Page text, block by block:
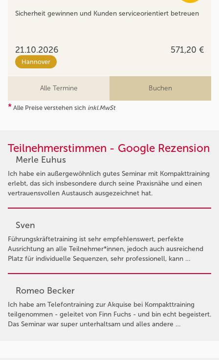
Sicherheit gewinnen und Kunden serviceorientiert betreuen
21.10.2026 571,20 €
Hannover
Alle Termine Buchen
* Alle Preise verstehen sich inkl.MwSt
Teilnehmerstimmen - Google Rezension
Merle Euhus
Ich habe ein außergewöhnlich gutes Seminar mit Kompakttraining
erlebt, das sich insbesondere durch seine Praxisnähe und einen
vertrauensvollen Austausch ausgezeichnet hat.
Sven
Führungskräftetraining ist sehr empfehlenswert, perfekte
Ausrichtung an alle Teilnehmer*innen, jedoch auch ausreichend
Platz für individuelle Sequenzen, sehr professionell, kann …
Romeo Becker
Ich habe am Telefontraining zur Akquise bei Kompakttraining
teilgenommen - geleitet von Finn Fuchs - und bin echt begeistert.
Das Seminar war super unterhaltsam und alles andere …